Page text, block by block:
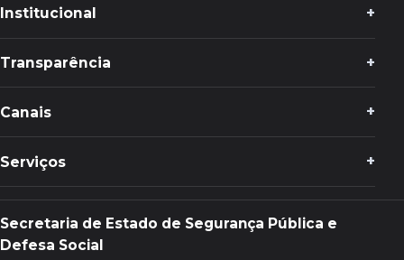
Institucional
Transparência
Canais
Serviços
Secretaria de Estado de Segurança Pública e
Defesa Social